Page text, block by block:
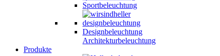
Sportbeleuchtung
Designbeleuchtung
Architekturbeleuchtung
Produkte